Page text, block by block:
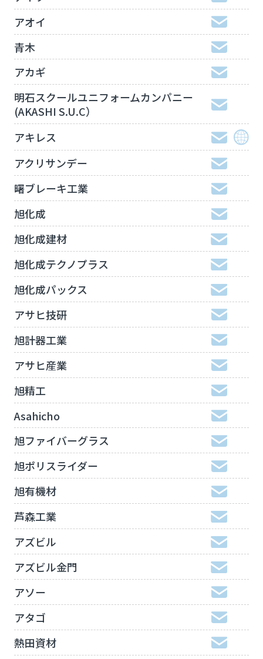
アオイ
青木
アカギ
明石スクールユニフォームカンパニー
(AKASHI S.U.C）
アキレス
アクリサンデー
曙ブレーキ工業
旭化成
旭化成建材
旭化成テクノプラス
旭化成パックス
アサヒ技研
旭計器工業
アサヒ産業
旭精工
Asahicho
旭ファイバーグラス
旭ポリスライダー
旭有機材
芦森工業
アズビル
アズビル金門
アソー
アタゴ
熱田資材